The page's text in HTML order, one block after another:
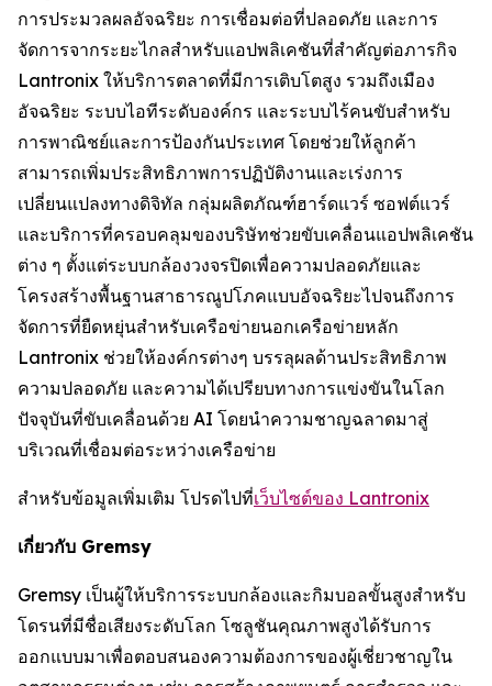
การประมวลผลอัจฉริยะ การเชื่อมต่อที่ปลอดภัย และการ
จัดการจากระยะไกลสำหรับแอปพลิเคชันที่สำคัญต่อภารกิจ
Lantronix ให้บริการตลาดที่มีการเติบโตสูง รวมถึงเมือง
อัจฉริยะ ระบบไอทีระดับองค์กร และระบบไร้คนขับสำหรับ
การพาณิชย์และการป้องกันประเทศ โดยช่วยให้ลูกค้า
สามารถเพิ่มประสิทธิภาพการปฏิบัติงานและเร่งการ
เปลี่ยนแปลงทางดิจิทัล กลุ่มผลิตภัณฑ์ฮาร์ดแวร์ ซอฟต์แวร์
และบริการที่ครอบคลุมของบริษัทช่วยขับเคลื่อนแอปพลิเคชัน
ต่าง ๆ ตั้งแต่ระบบกล้องวงจรปิดเพื่อความปลอดภัยและ
โครงสร้างพื้นฐานสาธารณูปโภคแบบอัจฉริยะไปจนถึงการ
จัดการที่ยืดหยุ่นสำหรับเครือข่ายนอกเครือข่ายหลัก
Lantronix ช่วยให้องค์กรต่างๆ บรรลุผลด้านประสิทธิภาพ
ความปลอดภัย และความได้เปรียบทางการแข่งขันในโลก
ปัจจุบันที่ขับเคลื่อนด้วย AI โดยนำความชาญฉลาดมาสู่
บริเวณที่เชื่อมต่อระหว่างเครือข่าย
สำหรับข้อมูลเพิ่มเติม โปรดไปที่เว็บไซต์ของ Lantronix
เกี่ยวกับ Gremsy
Gremsy เป็นผู้ให้บริการระบบกล้องและกิมบอลขั้นสูงสำหรับ
โดรนที่มีชื่อเสียงระดับโลก โซลูชันคุณภาพสูงได้รับการ
ออกแบบมาเพื่อตอบสนองความต้องการของผู้เชี่ยวชาญใน